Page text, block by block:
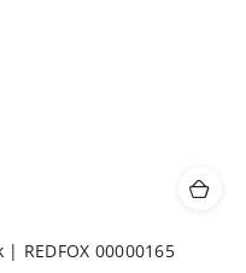
| REDFOX 00000165